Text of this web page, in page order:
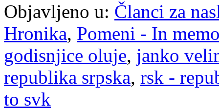
Objavljeno u: Članci za
Hronika, Pomeni - In
godisnjice oluje, janko
republika srpska, rsk -
to svk